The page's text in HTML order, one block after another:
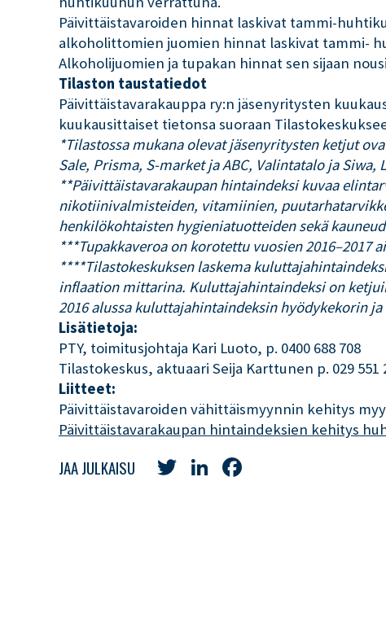
Päivittäistavaroiden hinnat laskivat tammi-
alkoholittomien juomien hinnat laskivat tammi-
Alkoholijuomien ja tupakan hinnat sen sijaan
Tilaston taustatiedot
Päivittäistavarakauppa ry:n jäsenyritysten
kuukausittaiset tietonsa suoraan
*Tilastossa mukana olevat jäsenyritysten ketjut
Sale, Prisma, S-market ja ABC, Valintatalo ja
**Päivittäistavarakaupan hintaindeksi kuvaa
nikotiinivalmisteiden, vitamiinien,
henkilökohtaisten hygieniatuotteiden sekä
***Tupakkaveroa on korotettu vuosien 2016–2017
****Tilastokeskuksen laskema
inflaation mittarina. Kuluttajahintaindeksi on
2016 alussa kuluttajahintaindeksin hyödykekorin
Lisätietoja:
PTY, toimitusjohtaja Kari Luoto, p. 0400 688 708
Tilastokeskus, aktuaari Seija Karttunen p. 029 551
Liitteet:
Päivittäistavaroiden vähittäismyynnin kehitys
Päivittäistavarakaupan hintaindeksien kehitys
JAA JULKAISU TwitterLinkedIn